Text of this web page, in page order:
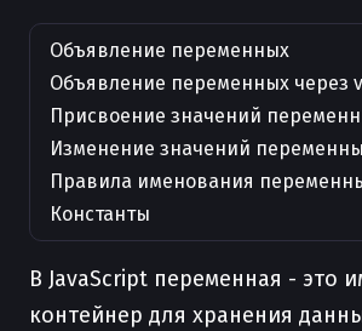
Объявление переменных
Объявление переменных через
Присвоение значений
Изменение значений
Правила именования
Константы
В JavaScript переменная - это
контейнер для хранения